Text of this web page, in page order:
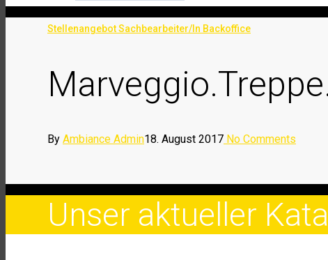
Stellenangebot Sachbearbeiter/In Backoffice
By Ambiance Admin18. August 2017 No Comments
Unser aktueller